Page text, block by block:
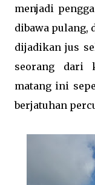
menjadi
dibawa pulang,
dijadikan jus
seorang dari
matang ini
berjatuhan